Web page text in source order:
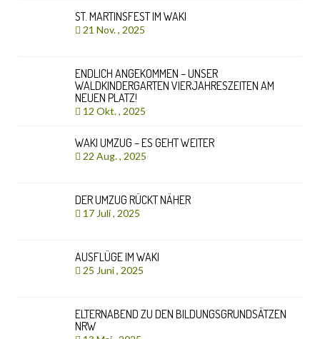
ST. MARTINSFEST IM WAKI
21 Nov. , 2025
ENDLICH ANGEKOMMEN – UNSER
WALDKINDERGARTEN VIERJAHRESZEITEN AM
NEUEN PLATZ!
12 Okt. , 2025
WAKI UMZUG – ES GEHT WEITER
22 Aug. , 2025
DER UMZUG RÜCKT NÄHER
17 Juli , 2025
AUSFLÜGE IM WAKI
25 Juni , 2025
ELTERNABEND ZU DEN BILDUNGSGRUNDSÄTZEN
NRW